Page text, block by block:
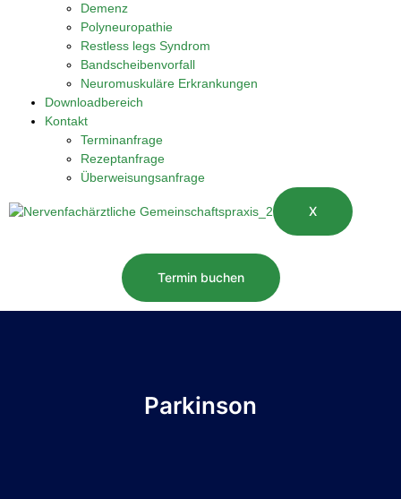
Demenz
Polyneuropathie
Restless legs Syndrom
Bandscheibenvorfall
Neuromuskuläre Erkrankungen
Downloadbereich
Kontakt
Terminanfrage
Rezeptanfrage
Überweisungsanfrage
X
Termin buchen
Parkinson